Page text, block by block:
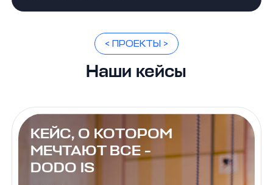
< ПРОЕКТЫ >
Наши кейсы
КЕЙС, О КОТОРОМ
МЕЧТАЮТ ВСЕ -
DODO IS